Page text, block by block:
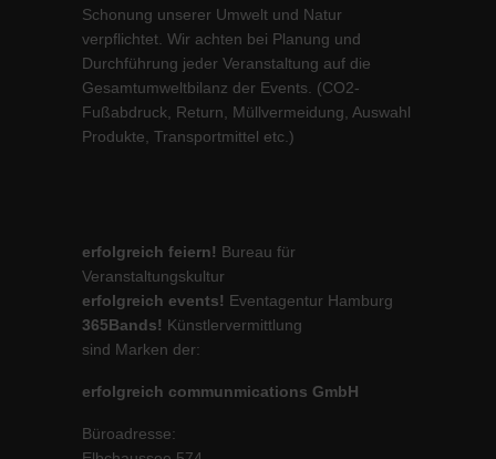
Schonung unserer Umwelt und Natur
verpflichtet. Wir achten bei Planung und
Durchführung jeder Veranstaltung auf die
Gesamtumweltbilanz der Events. (CO2-
Fußabdruck, Return, Müllvermeidung, Auswahl
Produkte, Transportmittel etc.)
erfolgreich feiern! Bureau für
Veranstaltungskultur
erfolgreich events! Eventagentur Hamburg
365Bands! Künstlervermittlung
sind Marken der:
erfolgreich communmications GmbH
Büroadresse: